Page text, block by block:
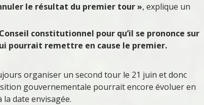
le résultat du premier tour », explique un
constitutionnel pour qu’il se prononce sur
pourrait remettre en cause le premier.
organiser un second tour le 21 juin et donc
gouvernementale pourrait encore évoluer en
date envisagée.